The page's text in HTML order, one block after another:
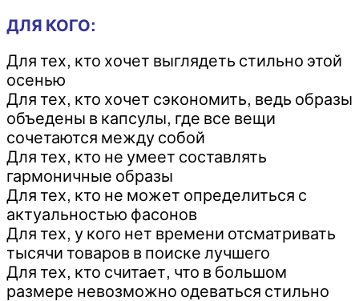
ДЛЯ КОГО:
Для тех, кто хочет выглядеть стильно этой
осенью
Для тех, кто хочет сэкономить, ведь образы
объедены в капсулы, где все вещи
сочетаются между собой
Для тех, кто не умеет составлять
гармоничные образы
Для тех, кто не может определиться с
актуальностью фасонов
Для тех, у кого нет времени отсматривать
тысячи товаров в поиске лучшего
Для тех, кто считает, что в большом
размере невозможно одеваться стильно